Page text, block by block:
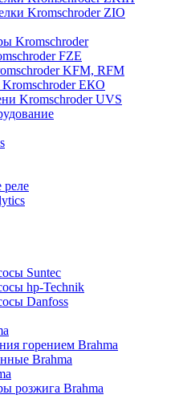
Kromschroder ZIO
Kromschroder
FZE
KFM, RFM
ЕКО
Kromschroder UVS
реле
Suntec
hp-Technik
Danfoss
горением Brahma
Brahma
розжига Brahma